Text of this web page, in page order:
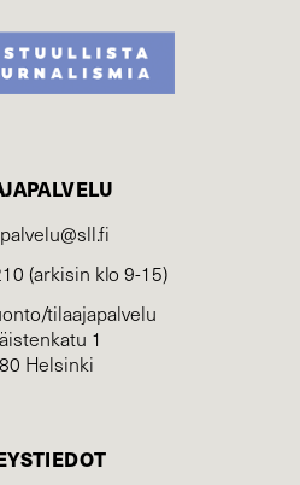
(arkisin klo 9-15)
tilaajapalvelu
1
Helsinki